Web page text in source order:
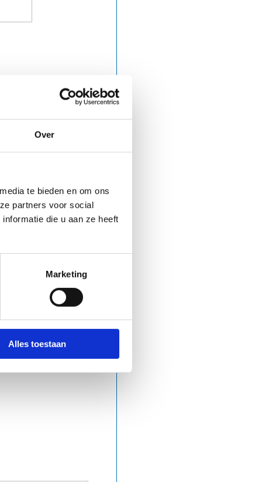
Over
te bieden en om ons
partners voor social
die u aan ze heeft
Marketing
Alles toestaan